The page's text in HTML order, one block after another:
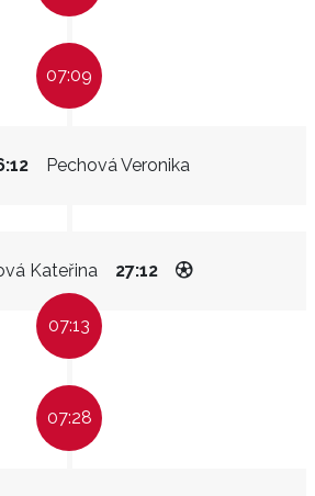
07:09
Pechová Veronika
Kateřina 27:12
07:13
07:28